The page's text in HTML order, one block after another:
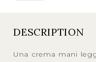
DESCRIPTION
Una crema mani